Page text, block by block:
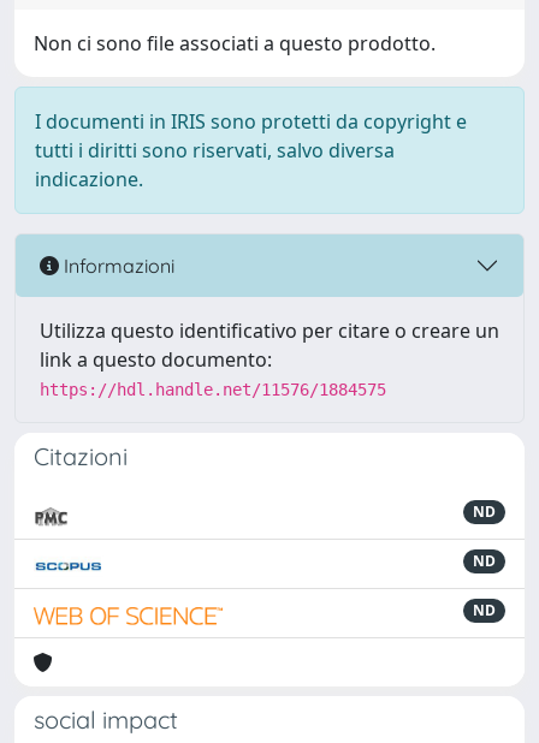
Non ci sono file associati a questo prodotto.
I documenti in IRIS sono protetti da copyright e
tutti i diritti sono riservati, salvo diversa
indicazione.
Informazioni
Utilizza questo identificativo per citare o creare un
link a questo documento:
https://hdl.handle.net/11576/1884575
Citazioni
ND
ND
ND
social impact